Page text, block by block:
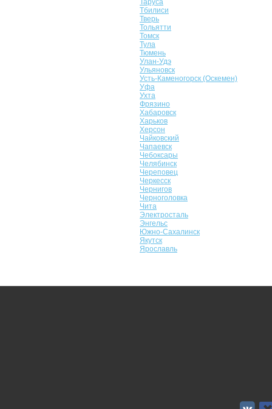
Таруса
Тбилиси
Тверь
Тольятти
Томск
Тула
Тюмень
Улан-Удэ
Ульяновск
Усть-Каменогорск (Оскемен)
Уфа
Ухта
Фрязино
Хабаровск
Харьков
Херсон
Чайковский
Чапаевск
Чебоксары
Челябинск
Череповец
Черкесск
Чернигов
Черноголовка
Чита
Электросталь
Энгельс
Южно-Сахалинск
Якутск
Ярославль